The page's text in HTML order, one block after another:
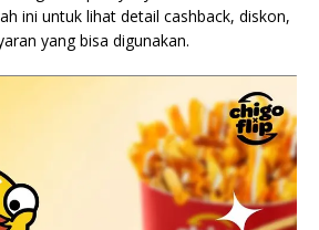
ini untuk lihat detail cashback, diskon,
yang bisa digunakan.